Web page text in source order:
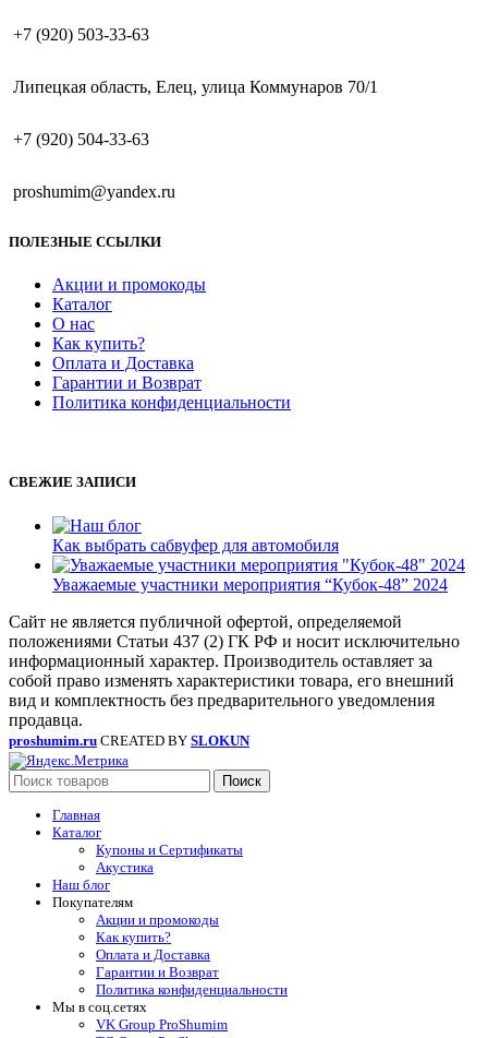
+7 (920) 503-33-63
Липецкая область, Елец, улица Коммунаров 70/1
+7 (920) 504-33-63
proshumim@yandex.ru
ПОЛЕЗНЫЕ ССЫЛКИ
Акции и промокоды
Каталог
О нас
Как купить?
Оплата и Доставка
Гарантии и Возврат
Политика конфиденциальности
СВЕЖИЕ ЗАПИСИ
Как выбрать сабвуфер для автомобиля
Уважаемые участники мероприятия “Кубок-48” 2024
Сайт не является публичной офертой, определяемой
положениями Статьи 437 (2) ГК РФ и носит исключительно
информационный характер. Производитель оставляет за
собой право изменять характеристики товара, его внешний
вид и комплектность без предварительного уведомления
продавца.
proshumim.ru CREATED BY SLOKUN
Поиск
Главная
Каталог
Купоны и Сертификаты
Акустика
Наш блог
Покупателям
Акции и промокоды
Как купить?
Оплата и Доставка
Гарантии и Возврат
Политика конфиденциальности
Мы в соц.сетях
VK Group ProShumim